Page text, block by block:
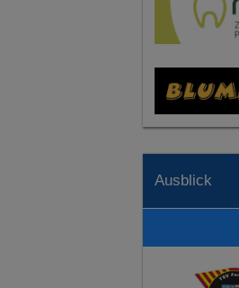
Ausblick